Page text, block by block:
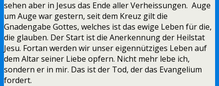
sehen aber in Jesus das Ende aller Verheissungen. Auge
um Auge war gestern, seit dem Kreuz gilt die
Gnadengabe Gottes, welches ist das ewige Leben für die,
die glauben. Der Start ist die Anerkennung der Heilstat
Jesu. Fortan werden wir unser eigennütziges Leben auf
dem Altar seiner Liebe opfern. Nicht mehr lebe ich,
sondern er in mir. Das ist der Tod, der das Evangelium
fordert.